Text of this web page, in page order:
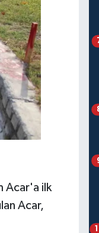
Acar'a ilk
Acar,